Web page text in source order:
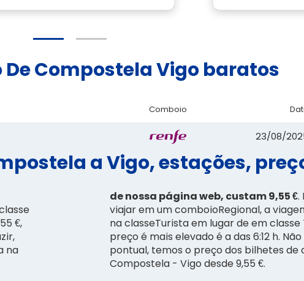
Compostela Vigo baratos
Comboio
23/08/
a Vigo, estações,
€,
na
de nossa página web, custam 9,55 €.
viajar em um comboioRegional, a
na classeTurista em lugar de em classe
preço é mais elevado é a das 6:12 h.
pontual, temos o preço dos bilhetes de
Compostela - Vigo desde 9,55 €.